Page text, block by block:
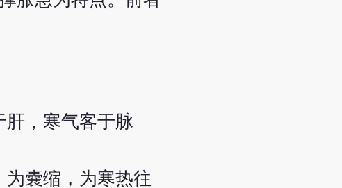
肝，寒气客于脉
为囊缩，为寒热往